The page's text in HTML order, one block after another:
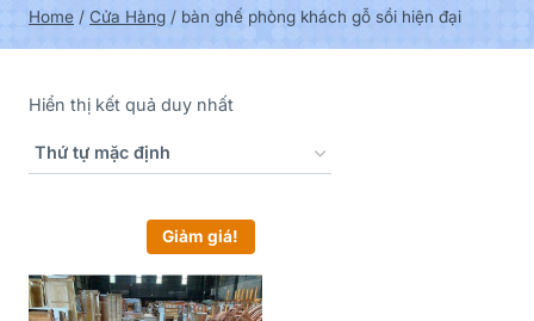
Home / Cửa Hàng / bàn ghế phòng khách gỗ sồi hiện đại
Hiển thị kết quả duy nhất
Giảm giá!